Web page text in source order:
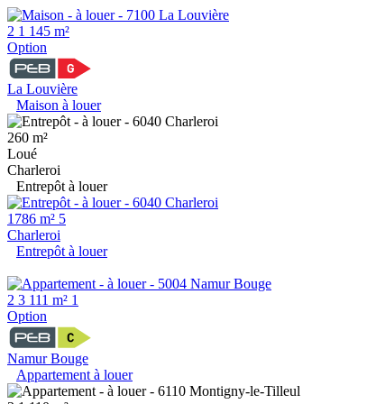
2 1 145 m²
Option
La Louvière
Maison à louer
260 m²
Loué
Charleroi
Entrepôt à louer
1786 m² 5
Charleroi
Entrepôt à louer
2 3 111 m² 1
Option
Namur Bouge
Appartement à louer